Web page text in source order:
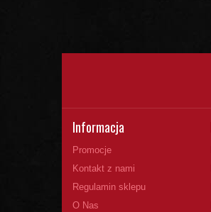
Informacja
Promocje
Kontakt z nami
Regulamin sklepu
O Nas